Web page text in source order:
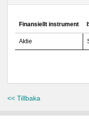
Finansiellt instrument
Aktie
<< Tillbaka